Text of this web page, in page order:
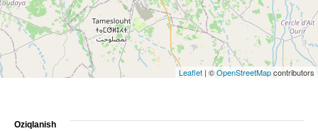
Leaflet | ©OpenStreetMapcontributors
Oziqlanish